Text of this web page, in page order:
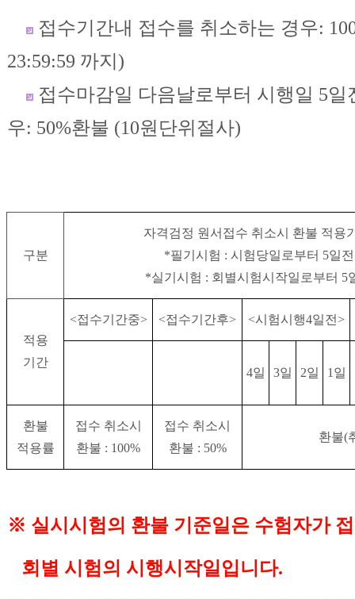
접수기간내 접수를 취소하는 경우:
23:59:59 까지)
접수마감일 다음날로부터 시행일 5
우: 50%환불 (10원단위절사)
구분
자격검정 원서접수 취소시 환불 적용
*필기시험 : 시험당일로부터 5일
*실기시험 : 회별시험시작일로부터 5
적용
기간
<접수기간중> <접수기간후> <시험시행4일전>
4일 3일 2일
1일
환불
적용률
접수 취소시
환불 : 100%
접수 취소시
환불 : 50%
환불(
※ 실시시험의 환불 기준일은 수험자가
회별 시험의 시행시작일입니다.